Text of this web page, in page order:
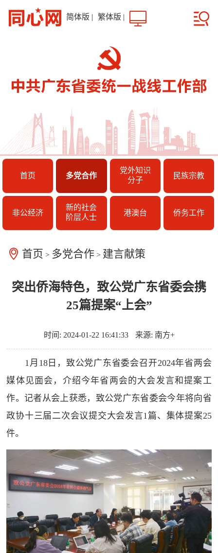
简体版 | 繁体版 |
首页 多党合作
党外知识
分子
民族宗教
非公经济
新的社会
阶层人士
港澳台 侨务工作
首页 > 多党合作 > 建言献策
突出侨海特色，致公党广东省委会携
25篇提案“上会”
时间: 2024-01-22 16:41:33 来源: 南方+
1月18日，致公党广东省委会召开2024年省两会
媒体见面会，介绍今年省两会的大会发言和提案工
作。记者从会上获悉，致公党广东省委会今年将向省
政协十三届二次会议提交大会发言1篇、集体提案25
件。